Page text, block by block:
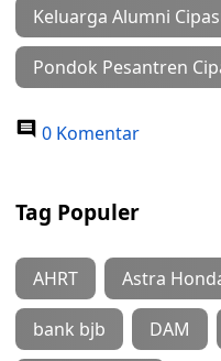
Keluarga Alumni
Pondok Pesantren
0 Komentar
Tag Populer
AHRT Astra
bank bjb DAM